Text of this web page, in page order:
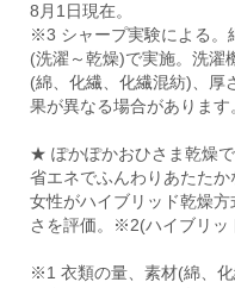
8月1日現在。
※3 シャープ実験による。
(洗濯～乾燥)で実施。洗濯
(綿、化繊、化繊混紡)、厚
果が異なる場合があります
★ ぽかぽかおひさま乾燥
省エネでふんわりあたた
女性がハイブリッド乾燥
さを評価。※2(ハイブリ
※1 衣類の量、素材(綿、